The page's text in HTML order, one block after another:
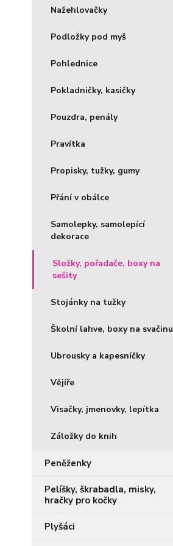
Nažehlovačky
Podložky pod myš
Pohlednice
Pokladničky, kasičky
Pouzdra, penály
Pravítka
Propisky, tužky, gumy
Přání v obálce
Samolepky, samolepící
dekorace
Složky, pořadače, boxy na
sešity
Stojánky na tužky
Školní lahve, boxy na svačinu
Ubrousky a kapesníčky
Vějíře
Visačky, jmenovky, lepítka
Záložky do knih
Peněženky
Pelíšky, škrabadla, misky,
hračky pro kočky
Plyšáci